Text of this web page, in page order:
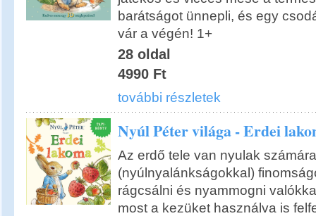
barátságot ünnepli, és egy
vár a végén! 1+
28 oldal
4990 Ft
további részletek
Nyúl Péter világa - Erdei
Az erdő tele van nyulak számára
(nyúlnyalánkságokkal)
rágcsálni és nyammogni
most a kezüket használva is